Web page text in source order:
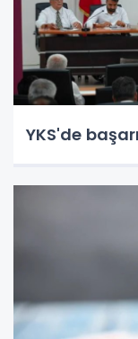
YKS'de